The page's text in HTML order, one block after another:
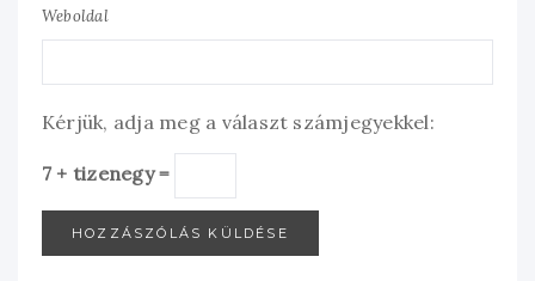
Weboldal
Kérjük, adja meg a választ számjegyekkel:
7 + tizenegy =